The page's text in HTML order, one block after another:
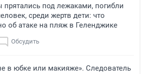
прятались под лежаками, погибли
среди жертв дети: что
об атаке на пляж в Геленджике
Обсудить
в юбке или макияже». Следователь